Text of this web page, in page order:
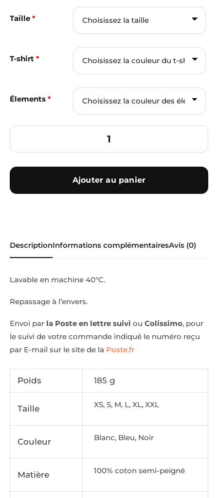
Taille *
T-shirt *
Élements *
Ajouter au panier
DescriptionInformations complémentairesAvis (0)
Lavable en machine 40°C.
Repassage à l’envers.
Envoi par la Poste en lettre suivi ou Colissimo, pour
le suivi de votre commande indiqué le numéro reçu
par E-mail sur le site de la Poste.fr
Poids 185 g
Taille XS, S, M, L, XL, XXL
Couleur Blanc, Bleu, Noir
Matière 100% coton semi-peigné